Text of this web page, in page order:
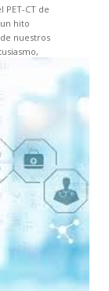
CT de
hito
nuestros